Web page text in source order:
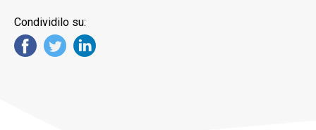
Condividilo su: